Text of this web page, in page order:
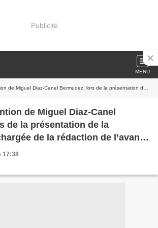
Publicité
MENU
Bermudez, lors de la présentation de la Commission chargée de la rédaction de l’avant-projet de Constitution de la République
de Miguel Diaz-Canel
de la présentation de la
de la rédaction de l’avant-
de la République
17:38